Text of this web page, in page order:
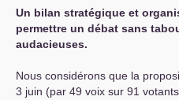
Un bilan stratégique et
permettre un débat sans
audacieuses.
Nous considérons que la
3 juin (par 49 voix sur 91